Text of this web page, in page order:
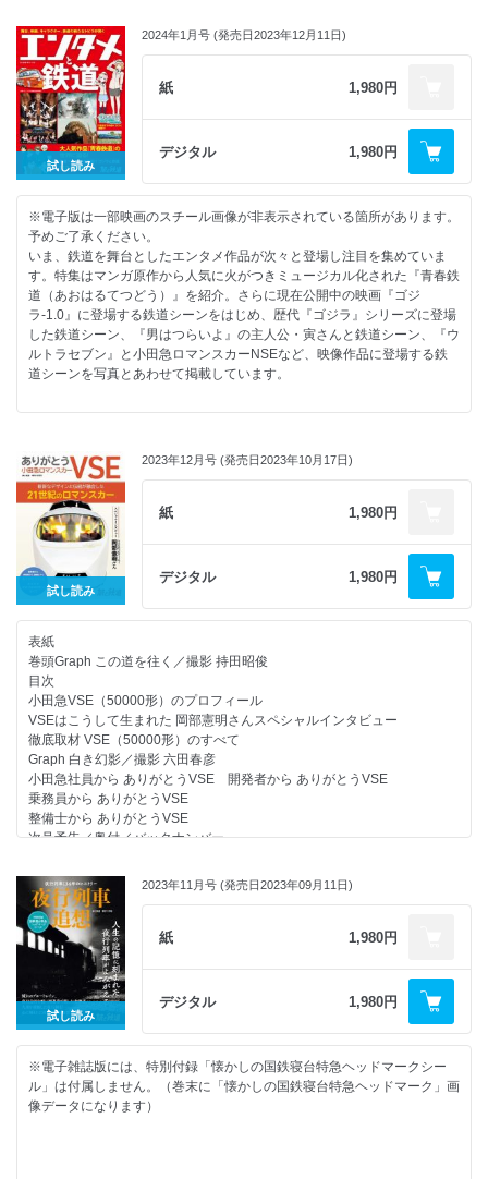
名古屋～高山本線
名古屋～紀勢本線
日本海縦貫線
Part.5 西日本地方の国鉄型特急
大阪～紀勢本線
北近畿エリア
山陽本線
陰陽連絡特急
Part.6 四国・九州の国鉄型特急
予讃線系統
土讃線系統
その他の四国特急
鹿児島本線系統
長崎本線系統
日豊本線系統
その他の九州特急
トレインマークの見かた 昼行特急編
目次
一度は訪れたい！日本の駅近世界遺産
旬のグルメが盛りだくさん！全国の駅近市場
歴史に思いを馳せる 駅近名城
駅近で楽しめる絶景スポット
気軽に立ち寄れる！全国の駅近温泉観光地
駅近散策旅
1JR函館本線 小樽駅
2JR奥羽本線ほか 青森駅
4JR秋田新幹線ほか 角館駅
5JR仙石線 松島海岸駅
6JR横須賀線 鎌倉駅
7西武新宿線 本川越駅
8伊豆急行線 伊豆急下田駅
9JR篠ノ井線 松本駅
10JR高山本線 高山駅
11JR奈良線 奈良駅
12JR神戸線 三ノ宮駅
16JR境線 境港駅
17JR予讃線ほか 高松駅
18JR鹿児島本線 門司港駅
19島原鉄道線 島原駅
路面電車を使った駅近散策旅/?函館市電
2富山地方鉄道 市内電車
3広島電鉄
4伊予鉄道 市内電車
6熊本市交通局（熊本市電）
これだけはおさえたい 京都観光 鉄道利用術
渋滞知らずで快適！ 鉄道で移動する京都のとっておき観光プラン
意外と知られていない? 東京観光 鉄道利用術
車なしで快適！ 駅近グランピングのススメ
全国の駅近観光スポット/北海道
北東北
南東北
関東
新潟・北陸
東海
四国
北九州
南九州
この冬を熱くする 駅近冬祭り
鉄道好きのためのオススメ徒歩旅
駅近最新トピック
次号予告／奥付／バックナンバー
試し読み
2024年1月号 (発売日2023年12月11日)
紙 1,980円
デジタル 1,980円
※電子版は一部映画のスチール画像が非表示されている箇所があります。
予めご了承ください。
いま、鉄道を舞台としたエンタメ作品が次々と登場し注目を集めていま
す。特集はマンガ原作から人気に火がつきミュージカル化された『青春鉄
道（あおはるてつどう）』を紹介。さらに現在公開中の映画『ゴジ
ラ-1.0』に登場する鉄道シーンをはじめ、歴代『ゴジラ』シリーズに登場
した鉄道シーン、『男はつらいよ』の主人公・寅さんと鉄道シーン、『ウ
ルトラセブン』と小田急ロマンスカーNSEなど、映像作品に登場する鉄
道シーンを写真とあわせて掲載しています。
目次／広告
擬人化された全国の鉄道が登場する鉄道トリビア漫画 青春鉄道
漫画の世界を飛び出し舞台へ
ミュージカル『青春-AOHARU-鉄道』 イベントリポート
ミュージカルの稽古風景
ミュージカル『青春-AOHARU-鉄道』出演キャストインタビュー
鉄道×エンタメの先駆け ゴジラと鉄道
『ゴジラ』
『ゴジラ（’84）』
『ゴジラ2000ミレニアム』
『シン・ゴジラ』
『ゴジラ』シリーズ最新作『ゴジラ-1.0』
鉄道を舞台とした映画たち
寅さんが乗った鉄道たち 『男はつらいよ』は貴重な鉄道記録映画
日本一の“エンタメ鉄道” 銚子電鉄のココがおもしろい！
時を超えたコラボレーション 「ウルトラセブンとロマンスカー・NSEが
生まれた時代」
鉄道にハマるきっかけに！？ 「＃鉄道むすめ巡り2023」開催中！
鉄道会社公式チャンネル
鉄道系ゲームの深遠なる世界
鉄道・エンタメ × ホテル
鉄道・エンタメ × グルメ
アニメ系ラッピング列車カタログ
テレビで楽しむ鉄道番組
鉄道映画・鉄道記録画像を楽しむ
バラエティー番組 「笑神様は突然に…」から 鉄道エンタメ界のスター
鉄道好きタレントの横顔 もしも、鉄道会社の社長になったら？
次号予告／奥付／バックナンバー
試し読み
2023年12月号 (発売日2023年10月17日)
紙 1,980円
デジタル 1,980円
表紙
巻頭Graph この道を往く／撮影 持田昭俊
目次
小田急VSE（50000形）のプロフィール
VSEはこうして生まれた 岡部憲明さんスペシャルインタビュー
徹底取材 VSE（50000形）のすべて
Graph 白き幻影／撮影 六田春彦
小田急社員から ありがとうVSE 開発者から ありがとうVSE
乗務員から ありがとうVSE
整備士から ありがとうVSE
次号予告／奥付／バックナンバー
試し読み
2023年11月号 (発売日2023年09月11日)
紙 1,980円
デジタル 1,980円
※電子雑誌版には、特別付録「懐かしの国鉄寝台特急ヘッドマークシー
ル」は付属しません。（巻末に「懐かしの国鉄寝台特急ヘッドマーク」画
像データになります）